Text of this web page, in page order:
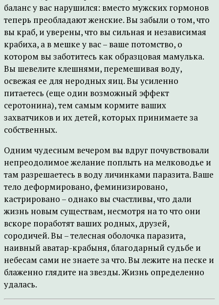
баланс у вас нарушился: вместо мужских гормонов
теперь преобладают женские. Вы забыли о том, что
вы краб, и уверены, что вы сильная и независимая
крабиха, а в мешке у вас – ваше потомство, о
котором вы заботитесь как образцовая мамулька.
Вы шевелите клешнями, перемешивая воду,
освежая ее для неродных яиц. Вы усиленно
питаетесь (еще один возможный эффект
серотонина), тем самым кормите ваших
захватчиков и их детей, которых принимаете за
собственных.
Одним чудесным вечером вы вдруг почувствовали
непреодолимое желание поплыть на мелководье и
там разрешаетесь в воду личинками паразита. Ваше
тело деформировано, феминизировано,
кастрировано – однако вы счастливы, что дали
жизнь новым существам, несмотря на то что они
вскоре поработят ваших родных, друзей,
сородичей. Вы – телесная оболочка паразита,
наивный аватар-крабыня, благодарный судьбе и
небесам сами не знаете за что. Вы лежите на песке и
блаженно глядите на звезды. Жизнь определенно
удалась.